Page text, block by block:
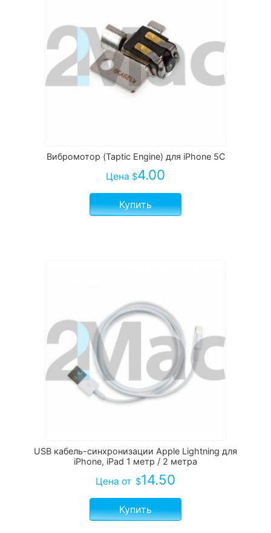
Вибромотор (Taptic Engine) для iPhone 5C
Цена $4.00
Купить
USB кабель-синхронизации Apple Lightning для
iPhone, iPad 1 метр / 2 метра
Цена от $14.50
Купить